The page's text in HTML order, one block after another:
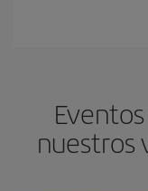
nuestros